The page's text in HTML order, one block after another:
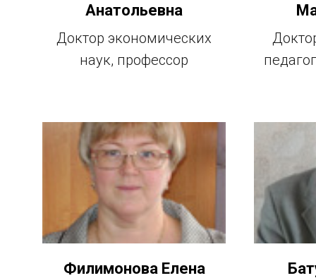
Анатольевна
Доктор экономических
наук, профессор
Филимонова Елена